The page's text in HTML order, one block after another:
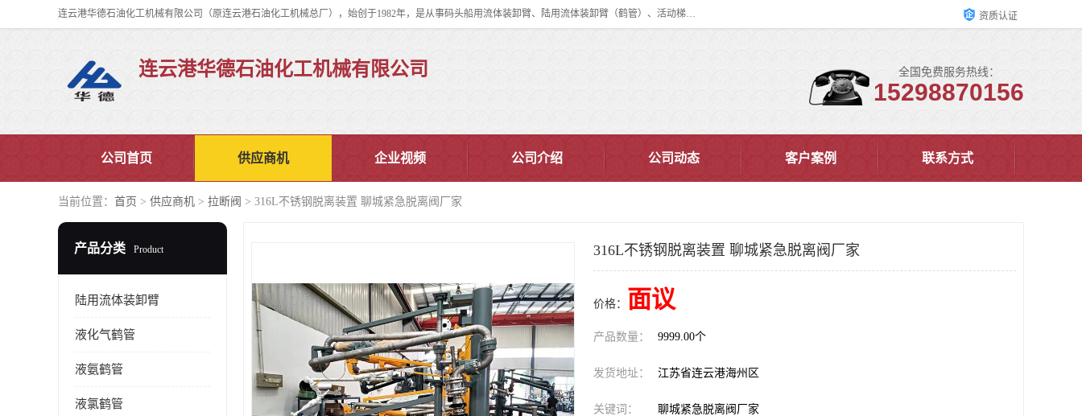
连云港华德石油化工机械有限公司（原连云港石油化工机械总厂），始创于1982年，是从事码头船用流体装卸臂、陆用流体装卸臂（鹤管）、活动梯、钢构平台、定量装车系统等全系列流体装卸设备的设计、制造、销售以及服务的专业供应商。 资质认证
连云港华德石油化工机械有限公司 全国免费服务热线：
15298870156
公司首页 供应商机 企业视频 公司介绍 公司动态 客户案例 联系方式
当前位置： 首页 > 供应商机 > 拉断阀 > 316L不锈钢脱离装置 聊城紧急脱离阀厂家
产品分类 Product
陆用流体装卸臂
液化气鹤管
液氨鹤管
液氯鹤管
316L不锈钢脱离装置 聊城紧急脱离阀厂家
价格： 面议
产品数量： 9999.00个
发货地址： 江苏省连云港海州区
关键词： 聊城紧急脱离阀厂家